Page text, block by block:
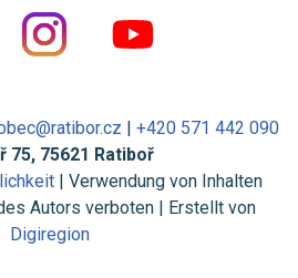
+420 571 442 090
75, 75621 Ratiboř
| Verwendung von Inhalten
Autors verboten | Erstellt von
Digiregion